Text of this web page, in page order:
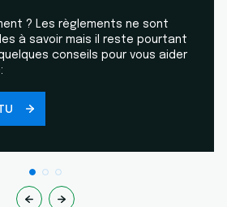
ne sont
à savoir mais il reste pourtant